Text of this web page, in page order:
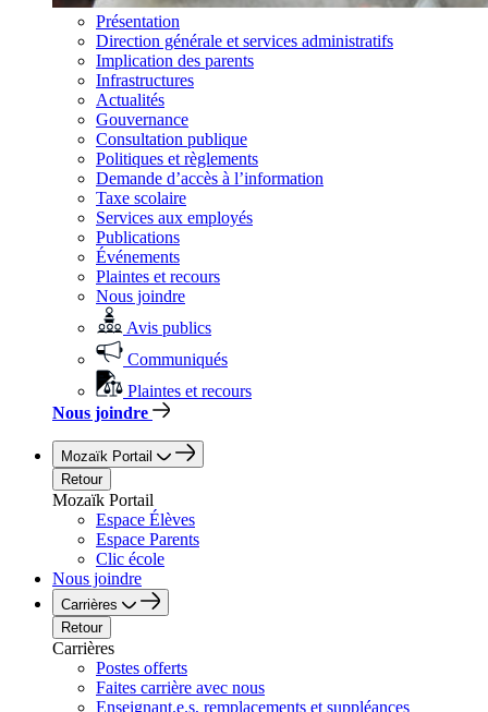
Présentation
Direction générale et services administratifs
Implication des parents
Infrastructures
Actualités
Gouvernance
Consultation publique
Politiques et règlements
Demande d’accès à l’information
Taxe scolaire
Services aux employés
Publications
Événements
Plaintes et recours
Nous joindre
Avis publics
Communiqués
Plaintes et recours
Nous joindre
Mozaïk Portail
Retour
Mozaïk Portail
Espace Élèves
Espace Parents
Clic école
Nous joindre
Carrières
Retour
Carrières
Postes offerts
Faites carrière avec nous
Enseignant.e.s, remplacements et suppléances